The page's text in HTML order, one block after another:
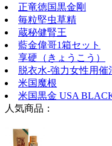
正竜徳国黒金剛
毎粒堅虫草精
蔵秘健腎王
藍金偉哥1箱セット
享硬（きょうこう）
脱衣水-強力女性用催
米国魔根
米国黒金 USA
人気商品：